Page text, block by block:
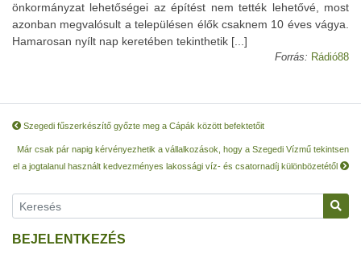
önkormányzat lehetőségei az építést nem tették lehetővé, most
azonban megvalósult a településen élők csaknem 10 éves vágya.
Hamarosan nyílt nap keretében tekinthetik [...]
Forrás: Rádió88
Szegedi fűszerkészítő győzte meg a Cápák között befektetőit
Már csak pár napig kérvényezhetik a vállalkozások, hogy a Szegedi Vízmű tekintsen
el a jogtalanul használt kedvezményes lakossági víz- és csatornadíj különbözetétől
BEJELENTKEZÉS